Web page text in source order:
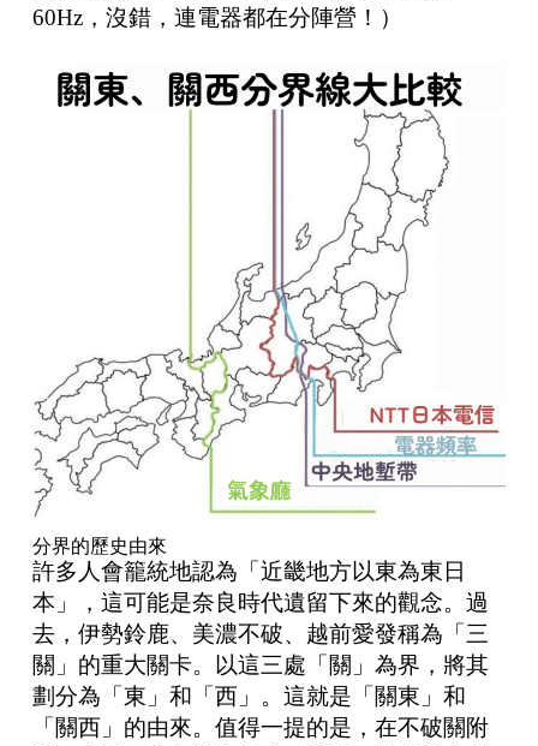
60Hz，沒錯，連電器都在分陣營！）
分界的歷史由來
許多人會籠統地認為「近畿地方以東為東日
本」，這可能是奈良時代遺留下來的觀念。過
去，伊勢鈴鹿、美濃不破、越前愛發稱為「三
關」的重大關卡。以這三處「關」為界，將其
劃分為「東」和「西」。這就是「關東」和
「關西」的由來。值得一提的是，在不破關附